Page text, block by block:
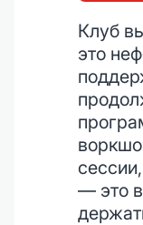
Клуб
это
— это